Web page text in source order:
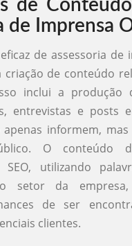
de
de Imprensa
de assessoria de
criação de conteúdo
inclui a produção
entrevistas e posts
informem,
O conteúdo
utilizando
setor da
de ser
clientes.